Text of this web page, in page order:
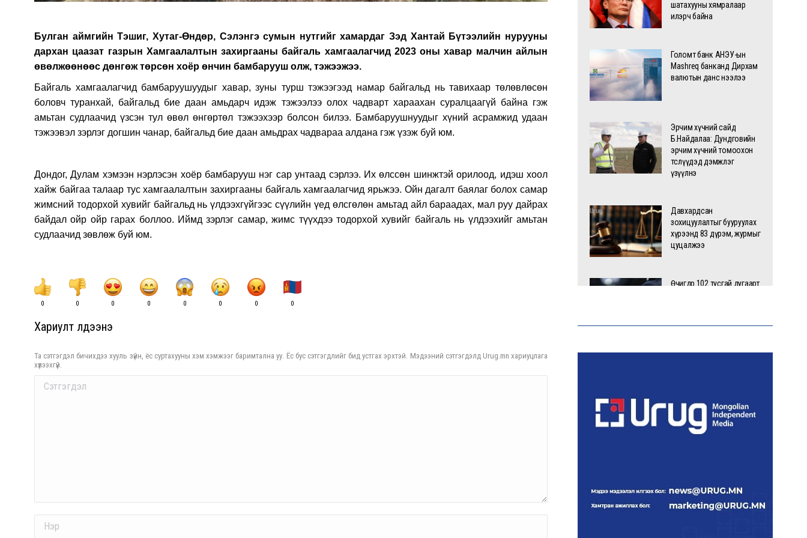
Булган аймгийн Тэшиг, Хутаг-Өндөр, Сэлэнгэ сумын нутгийг хамардаг Зэд Хантай Бүтээлийн нурууны
дархан цаазат газрын Хамгаалалтын захиргааны байгаль хамгаалагчид 2023 оны хавар малчин айлын
өвөлжөөнөөс дөнгөж төрсөн хоёр өнчин бамбарууш олж, тэжээжээ.
Байгаль хамгаалагчид бамбаруушуудыг хавар, зуны турш тэжээгээд намар байгальд нь тавихаар төлөвлөсөн
боловч туранхай, байгальд бие даан амьдарч идэж тэжээлээ олох чадварт хараахан суралцаагүй байна гэж
амьтан судлаачид үзсэн тул өвөл өнгөртөл тэжээхээр болсон билээ. Бамбаруушнуудыг хүний асрамжид удаан
тэжээвэл зэрлэг догшин чанар, байгальд бие даан амьдрах чадвараа алдана гэж үзэж буй юм.
Дондог, Дулам хэмээн нэрлэсэн хоёр бамбарууш нэг сар унтаад сэрлээ. Их өлссөн шинжтэй орилоод, идэш хоол
хайж байгаа талаар тус хамгаалалтын захиргааны байгаль хамгаалагчид ярьжээ. Ойн дагалт баялаг болох самар
жимсний тодорхой хувийг байгальд нь үлдээхгүйгээс сүүлийн үед өлсгөлөн амьтад айл бараадах, мал руу дайрах
байдал ойр ойр гарах боллоо. Иймд зэрлэг самар, жимс түүхдээ тодорхой хувийг байгаль нь үлдээхийг амьтан
судлаачид зөвлөж буй юм.
0 0 0 0 0 0 0 0
Хариулт үлдээнэ үү
Та сэтгэгдэл бичихдээ хууль зүйн, ёс суртахууны хэм хэмжээг баримтална уу. Ёс бус сэтгэгдлийг бид устгах эрхтэй. Мэдээний сэтгэгдэлд Urug.mn хариуцлага
хүлээхгүй.
Comment
шатахууны хямралаар
илэрч байна
Голомт банк АНЭУ-ын
Mashreq банканд Дирхам
валютын данс нээлээ
Эрчим хүчний сайд
Б.Найдалаа: Дундговийн
эрчим хүчний томоохон
төслүүдэд дэмжлэг
үзүүлнэ
Давхардсан
зохицуулалтыг бууруулах
хүрээнд 83 дүрэм, журмыг
цуцалжээ
Өчигдөр 102 тусгай дугаарт
Монголын шигшээ баг
Өнөөдөр цахилгаан
“Явуулын оффис” өнөөдөр
“Нарантуул” ОУХТ-д